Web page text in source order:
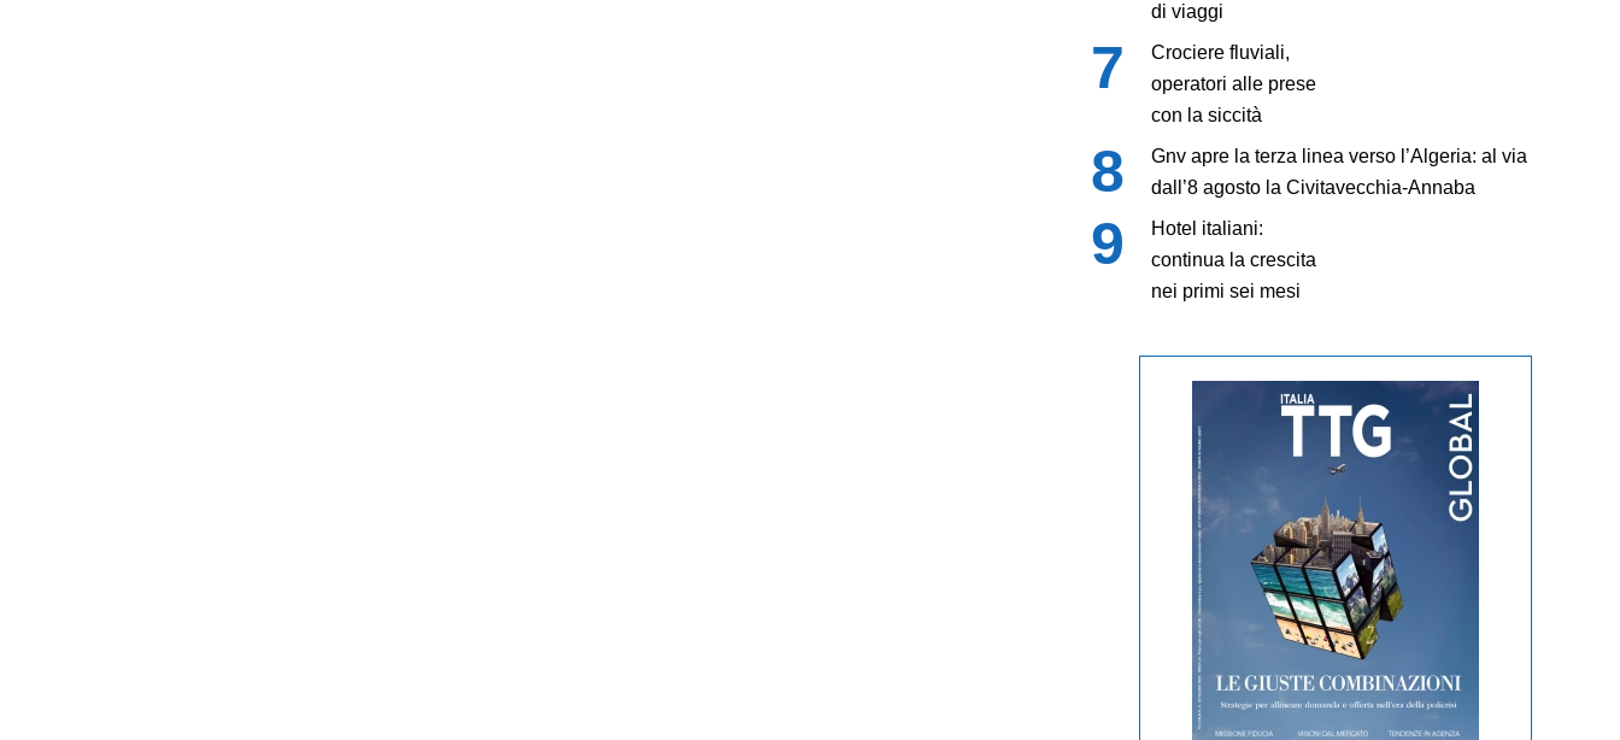
di viaggi
Crociere fluviali,
operatori alle prese
con la siccità
Gnv apre la terza linea verso l’Algeria: al via
dall’8 agosto la Civitavecchia-Annaba
Hotel italiani:
continua la crescita
nei primi sei mesi